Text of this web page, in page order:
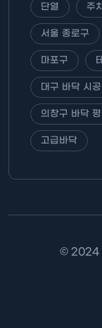
단열 주
서울 종로구
마포구
대구 바닥 시공
의창구 바닥
고급바닥
© 2024